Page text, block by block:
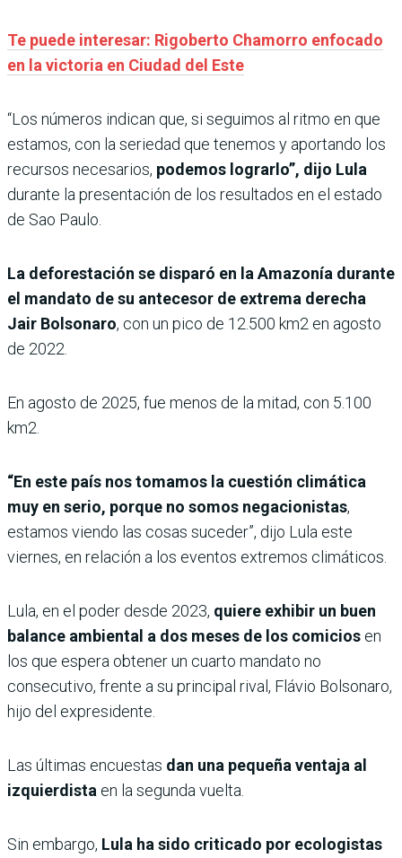
Te puede interesar: Rigoberto Chamorro enfocado
en la victoria en Ciudad del Este
“Los números indican que, si seguimos al ritmo en que
estamos, con la seriedad que tenemos y aportando los
recursos necesarios, podemos lograrlo”, dijo Lula
durante la presentación de los resultados en el estado
de Sao Paulo.
La deforestación se disparó en la Amazonía durante
el mandato de su antecesor de extrema derecha
Jair Bolsonaro, con un pico de 12.500 km2 en agosto
de 2022.
En agosto de 2025, fue menos de la mitad, con 5.100
km2.
“En este país nos tomamos la cuestión climática
muy en serio, porque no somos negacionistas,
estamos viendo las cosas suceder”, dijo Lula este
viernes, en relación a los eventos extremos climáticos.
Lula, en el poder desde 2023, quiere exhibir un buen
balance ambiental a dos meses de los comicios en
los que espera obtener un cuarto mandato no
consecutivo, frente a su principal rival, Flávio Bolsonaro,
hijo del expresidente.
Las últimas encuestas dan una pequeña ventaja al
izquierdista en la segunda vuelta.
Sin embargo, Lula ha sido criticado por ecologistas